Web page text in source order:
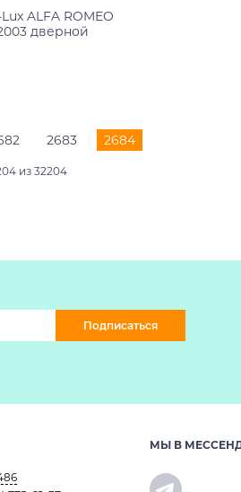
ALFA ROMEO
дверной
2683 2684
из 32204
Подписаться
МЫ В